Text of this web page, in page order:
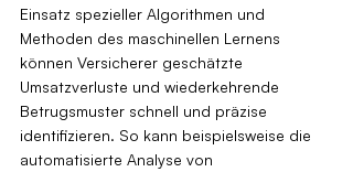
Einsatz spezieller Algorithmen und
Methoden des maschinellen Lernens
können Versicherer geschätzte
Umsatzverluste und wiederkehrende
Betrugsmuster schnell und präzise
identifizieren. So kann beispielsweise die
automatisierte Analyse von